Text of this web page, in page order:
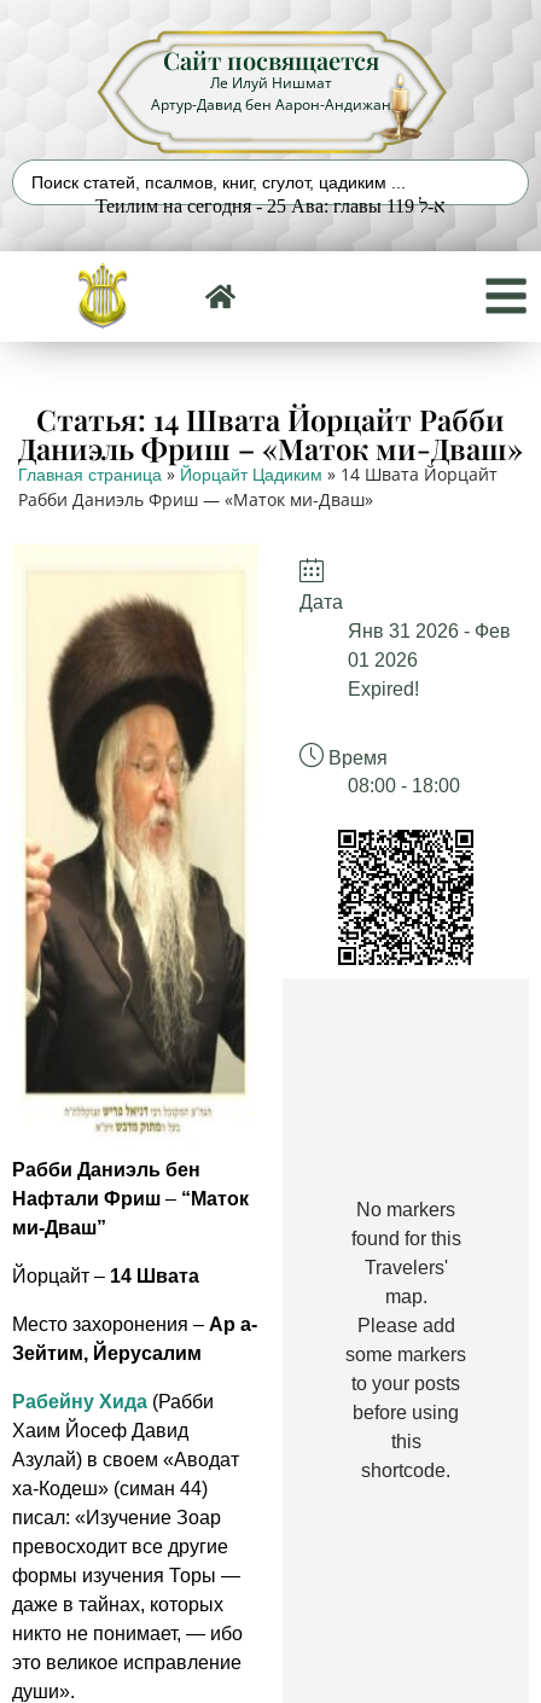
Сайт посвящается
Ле Илуй Нишмат
Артур-Давид бен Аарон-Андижан
Теилим на сегодня - 25 Ава: главы 119 א-ל
Статья: 14 Швата Йорцайт Рабби
Даниэль Фриш – «Маток ми-Дваш»
Главная страница » Йорцайт Цадиким » 14 Швата Йорцайт
Рабби Даниэль Фриш — «Маток ми-Дваш»
Рабби Даниэль бен
Нафтали Фриш – “Маток
ми-Дваш”
Йорцайт – 14 Швата
Место захоронения – Ар а-
Зейтим, Йерусалим
Рабейну Хида (Рабби
Хаим Йосеф Давид
Азулай) в своем «Аводат
ха-Кодеш» (симан 44)
писал: «Изучение Зоар
превосходит все другие
формы изучения Торы —
даже в тайнах, которых
никто не понимает, — ибо
это великое исправление
души».
Дата
Янв 31 2026 - Фев
01 2026
Expired!
Время
08:00 - 18:00
No markers
found for this
Travelers'
map.
Please add
some markers
to your posts
before using
this
shortcode.